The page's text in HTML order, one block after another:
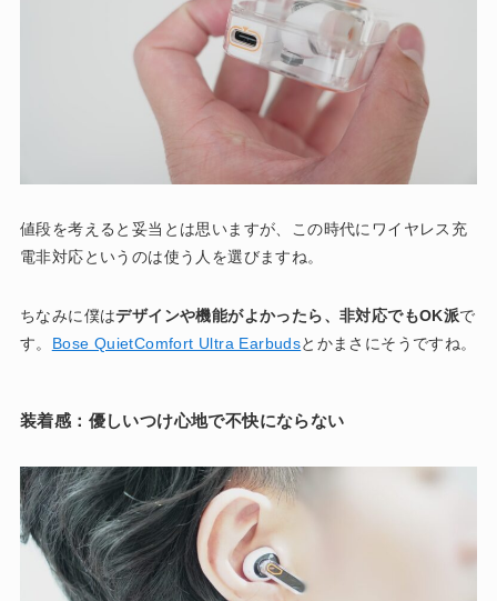
値段を考えると妥当とは思いますが、この時代にワイヤレス充
電非対応というのは使う人を選びますね。
ちなみに僕はデザインや機能がよかったら、非対応でもOK派で
す。 Bose QuietComfort Ultra Earbudsとかまさにそうですね。
装着感：優しいつけ心地で不快にならない